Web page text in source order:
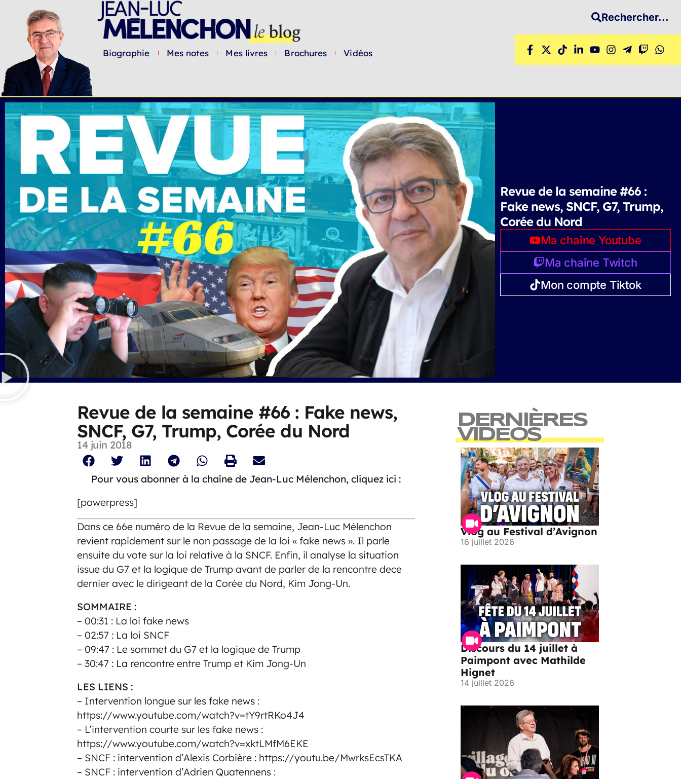
Biographie Mes notes Mes livres Brochures Vidéos
Rechercher...
Revue de la semaine #66 :
Fake news, SNCF, G7, Trump,
Corée du Nord
Ma chaîne Youtube
Ma chaîne Twitch
Mon compte Tiktok
Revue de la semaine #66 : Fake news,
SNCF, G7, Trump, Corée du Nord
14 juin 2018
Pour vous abonner à la chaîne de Jean-Luc Mélenchon, cliquez ici :
[powerpress]
Dans ce 66e numéro de la Revue de la semaine, Jean-Luc Mélenchon
revient rapidement sur le non passage de la loi « fake news ». Il parle
ensuite du vote sur la loi relative à la SNCF. Enfin, il analyse la situation
issue du G7 et la logique de Trump avant de parler de la rencontre dece
dernier avec le dirigeant de la Corée du Nord, Kim Jong-Un.
SOMMAIRE :
– 00:31 : La loi fake news
– 02:57 : La loi SNCF
– 09:47 : Le sommet du G7 et la logique de Trump
– 30:47 : La rencontre entre Trump et Kim Jong-Un
LES LIENS :
– Intervention longue sur les fake news :
https://www.youtube.com/watch?v=tY9rtRKo4J4
– L’intervention courte sur les fake news :
https://www.youtube.com/watch?v=xktLMfM6EKE
– SNCF : intervention d’Alexis Corbière : https://youtu.be/MwrksEcsTKA
– SNCF : intervention d’Adrien Quatennens :
DERNIÈRES
VIDEOS
Vlog au Festival d’Avignon
16 juillet 2026
Discours du 14 juillet à
Paimpont avec Mathilde
Hignet
14 juillet 2026